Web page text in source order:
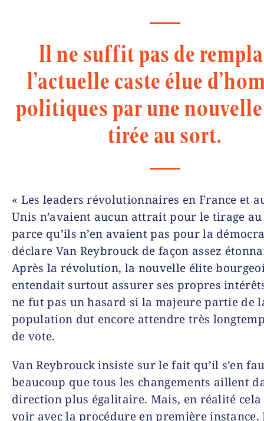
Il ne suffit pas de
l’actuelle caste élue
politiques par une
tirée au sort.
« Les leaders révolutionnaires en France et
Unis n’avaient aucun attrait pour le tirage
parce qu’ils n’en avaient pas pour la
déclare Van Reybrouck de façon assez
Après la révolution, la nouvelle élite
entendait surtout assurer ses propres
ne fut pas un hasard si la majeure partie de
population dut encore attendre très
de vote.
Van Reybrouck insiste sur le fait qu’il s’en
beaucoup que tous les changements aillent
direction plus égalitaire. Mais, en réalité cela
voir avec la procédure en première instance.